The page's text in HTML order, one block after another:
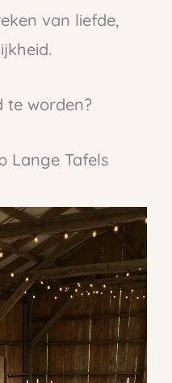
van liefde,
te worden?
Lange Tafels